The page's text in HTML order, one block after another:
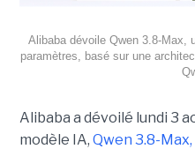
Alibaba dévoile Qwen 3.8-Max,
paramètres, basé sur une
Alibaba a dévoilé lundi 3
modèle IA, Qwen 3.8-Max,